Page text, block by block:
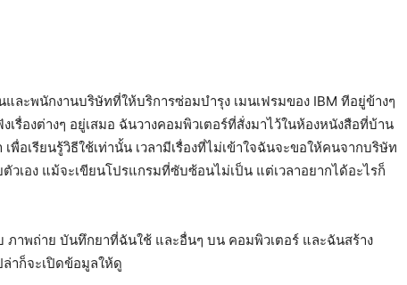
ละพนักงานบริษัทที่ให้บริการซ่อมบำรุง เมนเฟรมของ IBM ทีอยู่ข้างๆ
องต่างๆ อยู่เสมอ ฉันวางคอมพิวเตอร์ที่สั่งมาไว้ในห้องหนังสือที่บ้าน
อเรียนรู้วิธีใช้เท่านั้น เวลามีเรื่องที่ไม่เข้าใจฉันจะขอให้คนจากบริษัท
วเอง แม้จะเขียนโปรแกรมที่ซับซ้อนไม่เป็น แต่เวลาอยากได้อะไรก็
าพถ่าย บันทึกยาที่ฉันใช้ และอื่นๆ บน คอมพิวเตอร์ และฉันสร้าง
ล่าก็จะเปิดข้อมูลให้ดู